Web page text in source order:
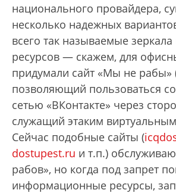
национального провайдера,
несколько надежных
всего так называемые зеркала
ресурсов — скажем, для
придумали сайт «Мы не рабы»
позволяющий пользоваться
сетью «ВКонтакте» через
служащий этаким
Сейчас подобные сайты (
dostupest.ru и т.п.)
рабов», но когда под запрет
информационные ресурсы,